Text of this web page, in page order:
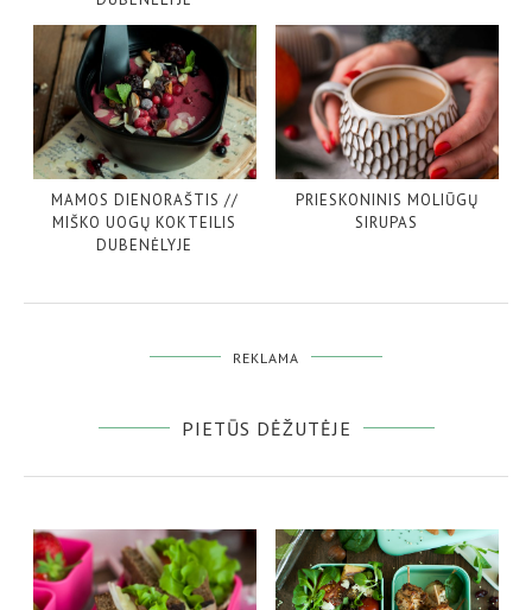
MAMOS DIENORAŠTIS //
MIŠKO UOGŲ KOKTEILIS
DUBENĖLYJE
PRIESKONINIS MOLIŪGŲ
SIRUPAS
REKLAMA
PIETŪS DĖŽUTĖJE